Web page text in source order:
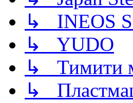
↳ INEOS
↳ YUDO
↳ Тимити
↳